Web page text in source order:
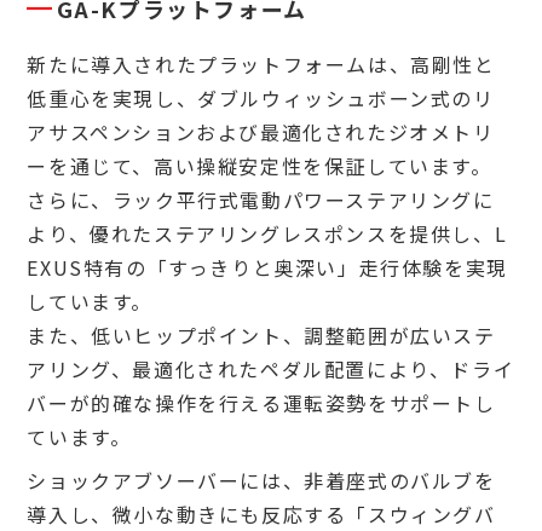
GA-Kプラットフォーム
新たに導入されたプラットフォームは、高剛性と
低重心を実現し、ダブルウィッシュボーン式のリ
アサスペンションおよび最適化されたジオメトリ
ーを通じて、高い操縦安定性を保証しています。
さらに、ラック平行式電動パワーステアリングに
より、優れたステアリングレスポンスを提供し、L
EXUS特有の「すっきりと奥深い」走行体験を実現
しています。
また、低いヒップポイント、調整範囲が広いステ
アリング、最適化されたペダル配置により、ドライ
バーが的確な操作を行える運転姿勢をサポートし
ています。
ショックアブソーバーには、非着座式のバルブを
導入し、微小な動きにも反応する「スウィングバ